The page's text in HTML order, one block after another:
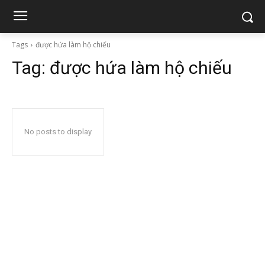
Tags được hứa làm hộ chiếu
Tag: được hứa làm hộ chiếu
No posts to display